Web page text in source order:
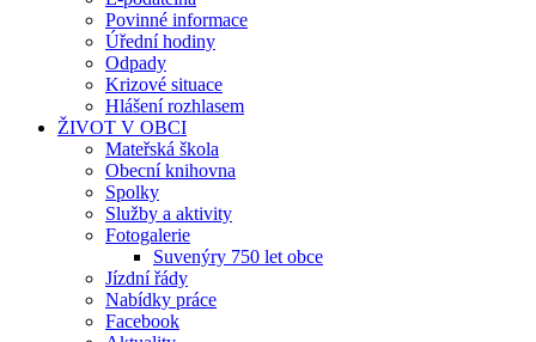
Povinné informace
Úřední hodiny
Odpady
Krizové situace
Hlášení rozhlasem
ŽIVOT V OBCI
Mateřská škola
Obecní knihovna
Spolky
Služby a aktivity
Fotogalerie
Suvenýry 750 let obce
Jízdní řády
Nabídky práce
Facebook